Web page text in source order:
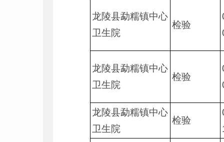
龙陵县勐糯镇中心
卫生院
检验
龙陵县勐糯镇中心
卫生院
检验
龙陵县勐糯镇中心
卫生院
检验